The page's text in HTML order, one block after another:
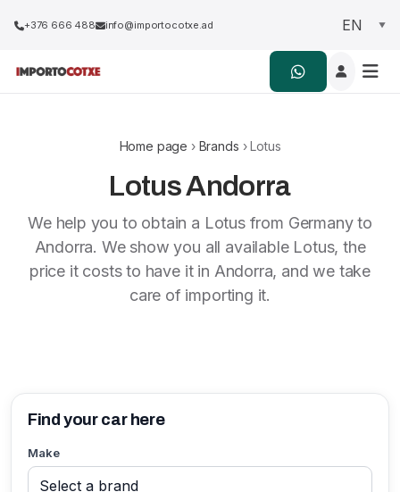
+376 666 488 info@importocotxe.ad
Home page › Brands › Lotus
Lotus Andorra
We help you to obtain a Lotus from Germany to
Andorra. We show you all available Lotus, the
price it costs to have it in Andorra, and we take
care of importing it.
Find your car here
Make